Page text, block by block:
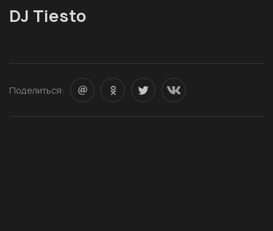
DJ Tiesto
Поделиться: